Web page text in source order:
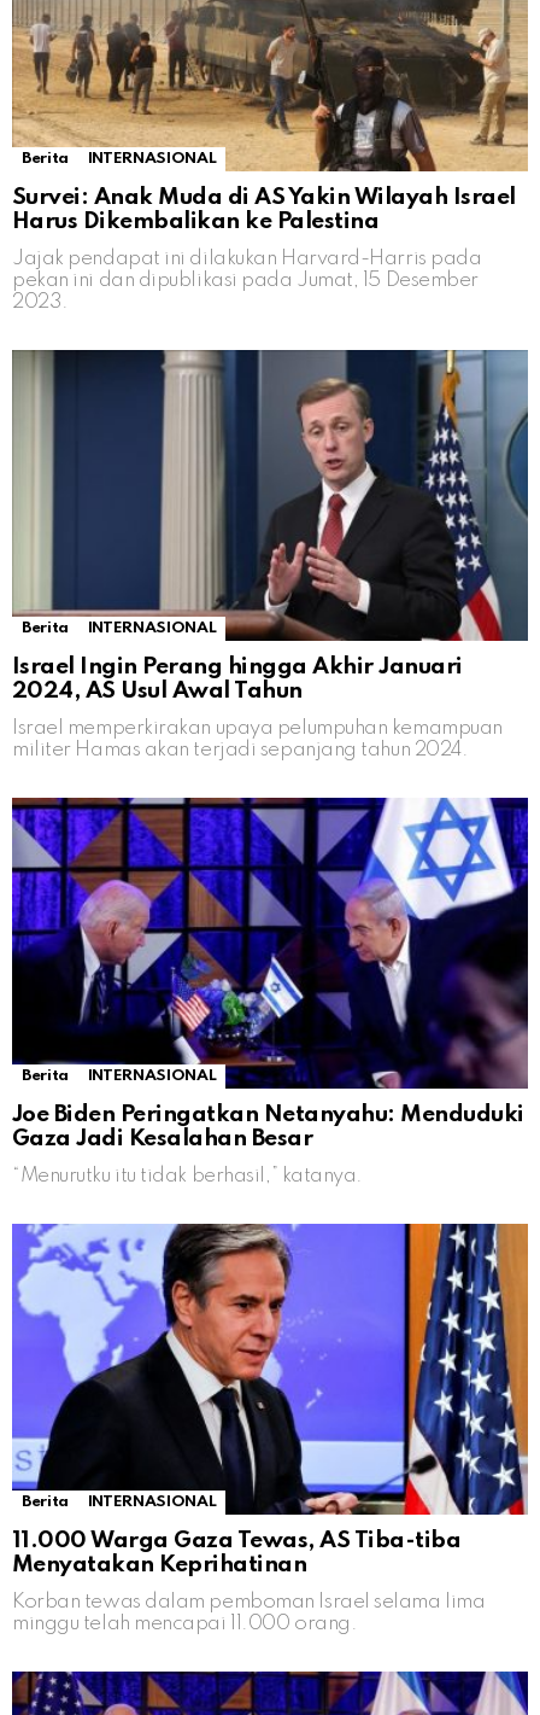
Berita INTERNASIONAL
Survei: Anak Muda di AS Yakin Wilayah Israel
Harus Dikembalikan ke Palestina
Jajak pendapat ini dilakukan Harvard-Harris pada
pekan ini dan dipublikasi pada Jumat, 15 Desember
2023.
Berita INTERNASIONAL
Israel Ingin Perang hingga Akhir Januari
2024, AS Usul Awal Tahun
Israel memperkirakan upaya pelumpuhan kemampuan
militer Hamas akan terjadi sepanjang tahun 2024.
Berita INTERNASIONAL
Joe Biden Peringatkan Netanyahu: Menduduki
Gaza Jadi Kesalahan Besar
“Menurutku itu tidak berhasil,” katanya.
Berita INTERNASIONAL
11.000 Warga Gaza Tewas, AS Tiba-tiba
Menyatakan Keprihatinan
Korban tewas dalam pemboman Israel selama lima
minggu telah mencapai 11.000 orang.